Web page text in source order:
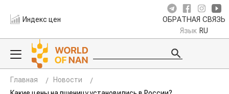
Индекс цен ОБРАТНАЯ СВЯЗЬ
Язык RU
Главная
Новости